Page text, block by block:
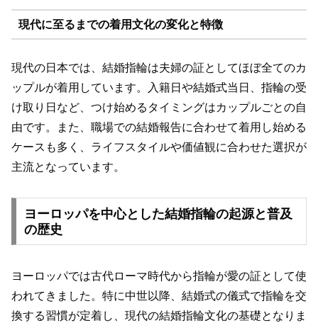
現代に至るまでの着用文化の変化と特徴
現代の日本では、結婚指輪は夫婦の証としてほぼ全てのカ
ップルが着用しています。入籍日や結婚式当日、指輪の受
け取り日など、つけ始めるタイミングはカップルごとの自
由です。また、職場での結婚報告に合わせて着用し始める
ケースも多く、ライフスタイルや価値観に合わせた選択が
主流となっています。
ヨーロッパを中心とした結婚指輪の起源と普及
の歴史
ヨーロッパでは古代ローマ時代から指輪が愛の証として使
われてきました。特に中世以降、結婚式の儀式で指輪を交
換する習慣が定着し、現代の結婚指輪文化の基礎となりま